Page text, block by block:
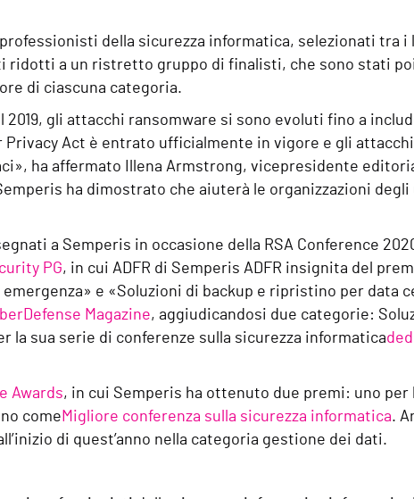
della sicurezza informatica, selezionati tra i
ridotti a un ristretto gruppo di finalisti, che sono stati
di ciascuna categoria.
gli attacchi ransomware si sono evoluti fino a
Act è entrato ufficialmente in vigore e gli
ha affermato Illena Armstrong, vicepresidente
ha dimostrato che aiuterà le organizzazioni
a Semperis in occasione della RSA Conference
PG, in cui ADFR di Semperis ADFR insignita del
e «Soluzioni di backup e ripristino per data
Magazine, aggiudicandosi due categorie:
la sua serie di conferenze sulla sicurezza informatica
Awards, in cui Semperis ha ottenuto due premi: uno per
come Migliore conferenza sulla sicurezza informatica.
di quest’anno nella categoria gestione dei dati.